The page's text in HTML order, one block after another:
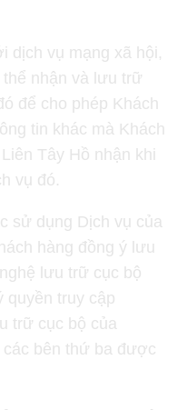
dịch vụ mạng xã hội,
nhận và lưu trữ
để cho phép Khách
tin khác mà Khách
Tây Hồ nhận khi
vụ đó.
sử dụng Dịch vụ của
hàng đồng ý lưu
lưu trữ cục bộ
quyền truy cập
trữ cục bộ của
các bên thứ ba được